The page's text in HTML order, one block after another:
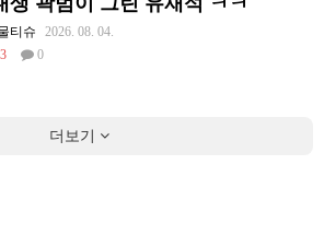
티슈
2026. 08. 04.
0
더보기